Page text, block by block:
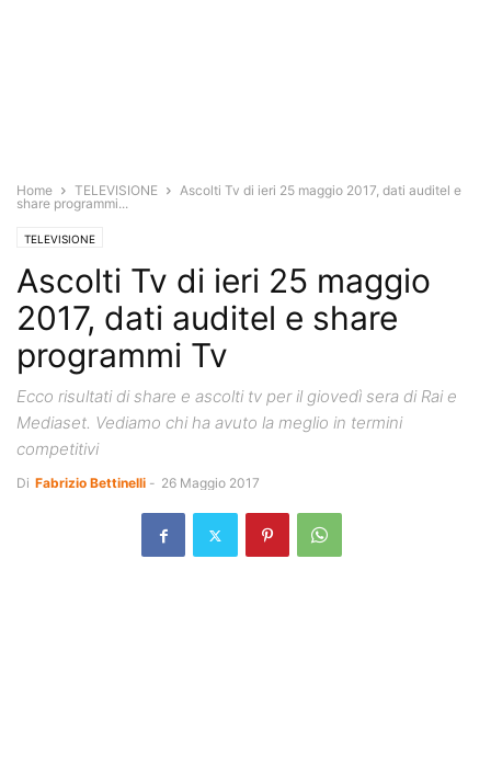
Home TELEVISIONE
Ascolti Tv di ieri 25 maggio 2017, dati auditel e
share programmi...
TELEVISIONE
Ascolti Tv di ieri 25 maggio
2017, dati auditel e share
programmi Tv
Ecco risultati di share e ascolti tv per il giovedì sera di Rai e
Mediaset. Vediamo chi ha avuto la meglio in termini
competitivi
Di Fabrizio Bettinelli - 26 Maggio 2017